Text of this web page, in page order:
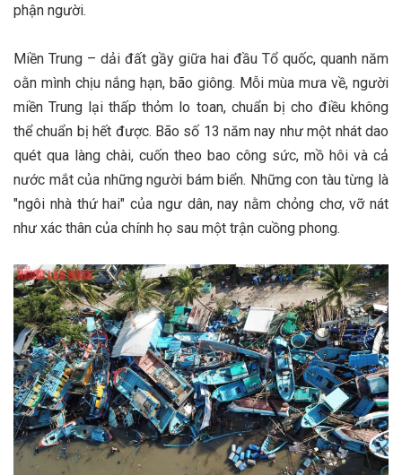
phận người.
Miền Trung – dải đất gầy giữa hai đầu Tổ quốc, quanh năm
oằn mình chịu nắng hạn, bão giông. Mỗi mùa mưa về, người
miền Trung lại thấp thỏm lo toan, chuẩn bị cho điều không
thể chuẩn bị hết được. Bão số 13 năm nay như một nhát dao
quét qua làng chài, cuốn theo bao công sức, mồ hôi và cả
nước mắt của những người bám biển. Những con tàu từng là
"ngôi nhà thứ hai" của ngư dân, nay nằm chỏng chơ, vỡ nát
như xác thân của chính họ sau một trận cuồng phong.